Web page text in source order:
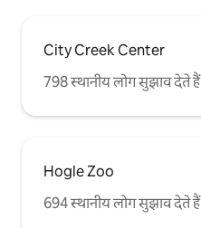
City Creek Center
798 स्थानीय लोग सुझाव देते हैं
Hogle Zoo
694 स्थानीय लोग सुझाव देते हैं